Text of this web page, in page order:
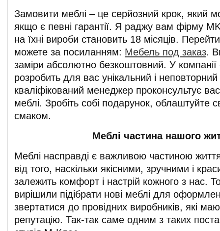
Замовити меблі – це серйозний крок, який
якщо є певні гарантії. Я раджу вам фірму
на їхні вироби становить 18 місяців.
можете за посиланням: Мебель под заказ.
заміри абсолютно безкоштовний. У
розробить для вас унікальний і
кваліфікований менеджер проконсультує
меблі. Зробіть собі подарунок, облаштуйте
смаком.
Меблі частина нашого
Меблі насправді є важливою частиною
від того, наскільки якісними, зручними і
залежить комфорт і настрій кожного з нас.
вирішили підібрати нові меблі для
звертатися до провідних виробників, які
репутацію. Так-так саме одним з таких